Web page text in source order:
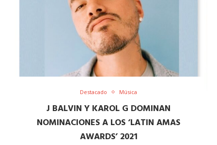
Destacado Música
J BALVIN Y KAROL G DOMINAN
NOMINACIONES A LOS ‘LATIN AMAS
AWARDS’ 2021